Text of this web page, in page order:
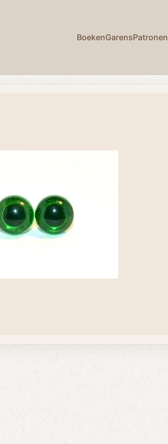
BoekenGarensPatronen